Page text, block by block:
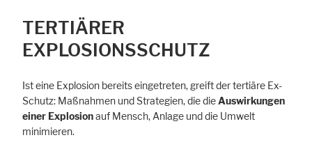
TERTIÄRER
EXPLOSIONSSCHUTZ
Ist eine Explosion bereits eingetreten, greift der tertiäre Ex-
Schutz: Maßnahmen und Strategien, die dieAuswirkungen
einer Explosionauf Mensch, Anlage und die Umwelt
minimieren.